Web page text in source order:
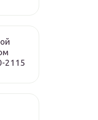
2115